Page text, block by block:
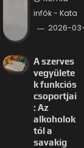
infók - Kata
2026-
A szerves
vegyülete
k funkciós
csoportjai
: Az
alkoholok
tól a
savakig